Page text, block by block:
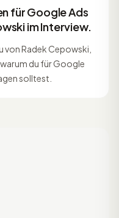
für Google Ads
im Interview.
Radek Cepowski,
du für Google
solltest.